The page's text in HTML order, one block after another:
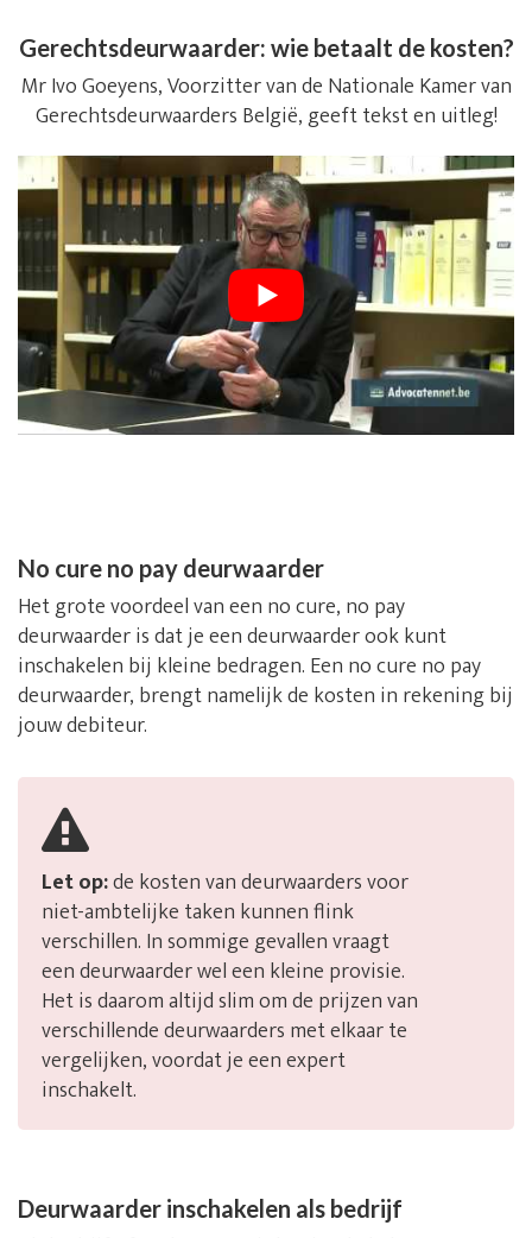
Gerechtsdeurwaarder: wie betaalt de kosten?
Mr Ivo Goeyens, Voorzitter van de Nationale Kamer van
Gerechtsdeurwaarders België, geeft tekst en uitleg!
No cure no pay deurwaarder
Het grote voordeel van een no cure, no pay
deurwaarder is dat je een deurwaarder ook kunt
inschakelen bij kleine bedragen. Een no cure no pay
deurwaarder, brengt namelijk de kosten in rekening bij
jouw debiteur.
Let op:de kosten van deurwaarders voor
niet-ambtelijke taken kunnen flink
verschillen. In sommige gevallen vraagt
een deurwaarder wel een kleine provisie.
Het is daarom altijd slim om de prijzen van
verschillende deurwaarders met elkaar te
vergelijken, voordat je een expert
inschakelt.
Deurwaarder inschakelen als bedrijf